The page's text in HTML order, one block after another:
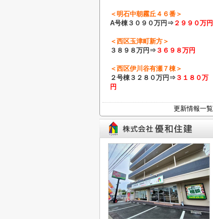
＜明石中朝霧丘４６番＞
A号棟 ３０９０万円⇒ ２９９０万円
＜西区玉津町新方＞
３８９８万円⇒ ３６９８万円
＜西区伊川谷有瀬７棟＞
２号棟 ３２８０万円⇒ ３１８０万
円
更新情報一覧